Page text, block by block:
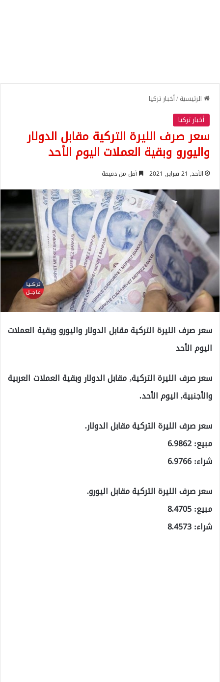
الرئيسية/أخبار تركيا
أخبار تركيا
سعر صرف الليرة التركية مقابل الدولار
واليورو وبقية العملات اليوم الأحد
الأحد, 21 فبراير, 2021 أقل من دقيقة
سعر صرف الليرة التركية مقابل الدولار واليورو وبقية العملات
اليوم الأحد
سعر صرف الليرة التركية, مقابل الدولار وبقية العملات العربية
والأجنبية, اليوم الأحد.
سعر صرف الليرة التركية مقابل الدولار.
مبيع: 6.9862
شراء: 6.9766
سعر صرف الليرة التركية مقابل اليورو.
مبيع: 8.4705
شراء: 8.4573